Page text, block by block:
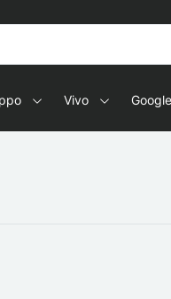
Vivo Google